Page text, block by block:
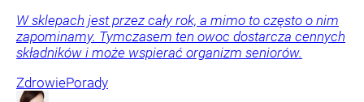
W sklepach jest przez cały rok, a mimo to często o nim
zapominamy. Tymczasem ten owoc dostarcza cennych
składników i może wspierać organizm seniorów.
ZdrowiePorady